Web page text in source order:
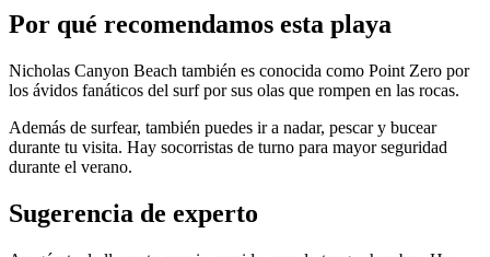
Por qué recomendamos esta playa
Nicholas Canyon Beach también es conocida como Point Zero por
los ávidos fanáticos del surf por sus olas que rompen en las rocas.
Además de surfear, también puedes ir a nadar, pescar y bucear
durante tu visita. Hay socorristas de turno para mayor seguridad
durante el verano.
Sugerencia de experto